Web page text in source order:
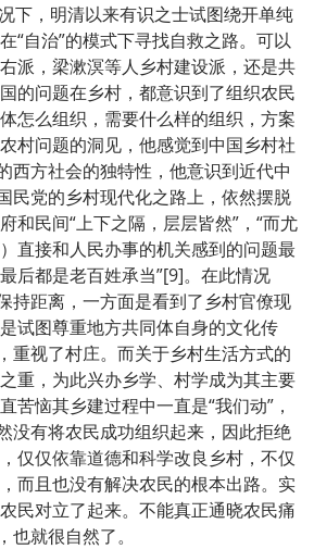
下，明清以来有识之士试图绕开单纯
“自治”的模式下寻找自救之路。可以
派，梁漱溟等人乡村建设派，还是共
的问题在乡村，都意识到了组织农民
怎么组织，需要什么样的组织，方案
村问题的洞见，他感觉到中国乡村社
西方社会的独特性，他意识到近代中
民党的乡村现代化之路上，依然摆脱
和民间“上下之隔，层层皆然”，“而尤
直接和人民办事的机关感到的问题最
后都是老百姓承当”[9]。在此情况
持距离，一方面是看到了乡村官僚现
试图尊重地方共同体自身的文化传
重视了村庄。而关于乡村生活方式的
重，为此兴办乡学、村学成为其主要
苦恼其乡建过程中一直是“我们动”，
没有将农民成功组织起来，因此拒绝
仅仅依靠道德和科学改良乡村，不仅
而且也没有解决农民的根本出路。实
民对立了起来。不能真正通晓农民痛
也就很自然了。